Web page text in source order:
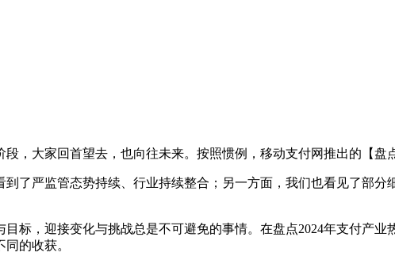
，大家回首望去，也向往未来。按照惯例，移动支付网推出的【盘
了严监管态势持续、行业持续整合；另一方面，我们也看见了部
标，迎接变化与挑战总是不可避免的事情。在盘点2024年支付产业
的收获。